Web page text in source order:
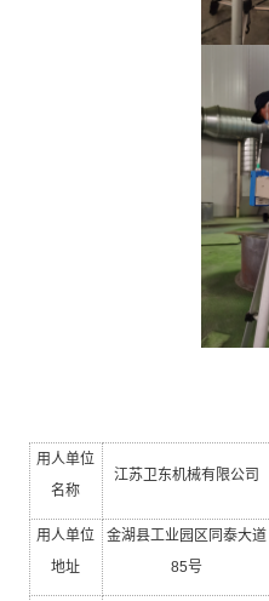
用人单位
名称
江苏卫东机械有限公司
用人单位
地址
金湖县工业园区同泰大道
85号